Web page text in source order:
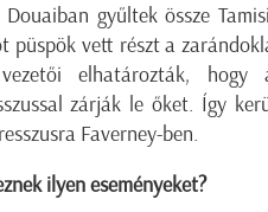
gyűltek össze
püspök vett részt a
elhatározták,
zárják le őket. Így
Faverney-ben.
ilyen eseményeket?